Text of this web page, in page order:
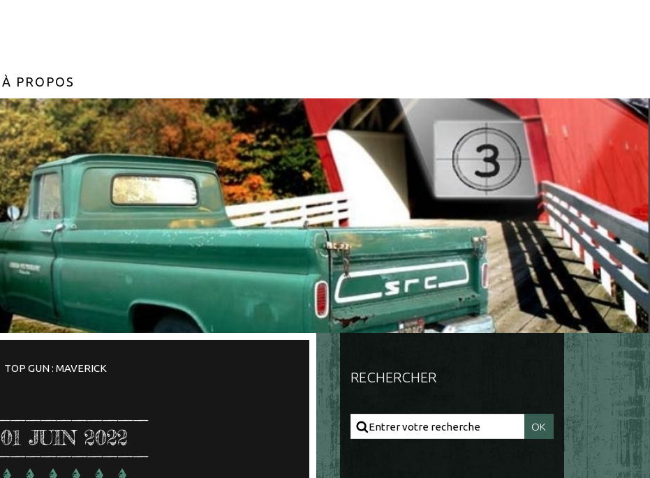
À PROPOS
TOP GUN : MAVERICK
01 JUIN 2022
RECHERCHER